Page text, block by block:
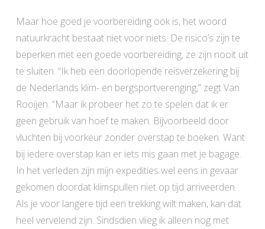
Maar hoe goed je voorbereiding ook is, het woord
natuurkracht bestaat niet voor niets. De risico’s zijn te
beperken met een goede voorbereiding, ze zijn nooit uit
te sluiten. “Ik heb een doorlopende reisverzekering bij
de Nederlands klim- en bergsportverenging,” zegt Van
Rooijen. “Maar ik probeer het zo te spelen dat ik er
geen gebruik van hoef te maken. Bijvoorbeeld door
vluchten bij voorkeur zonder overstap te boeken. Want
bij iedere overstap kan er iets mis gaan met je bagage.
In het verleden zijn mijn expedities wel eens in gevaar
gekomen doordat klimspullen niet op tijd arriveerden.
Als je voor langere tijd een trekking wilt maken, kan dat
heel vervelend zijn. Sindsdien vlieg ik alleen nog met